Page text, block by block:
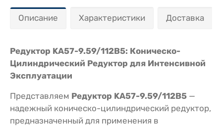
Описание Характеристики Доставка
Редуктор KA57-9.59/112В5: Коническо-
Цилиндрический Редуктор для Интенсивной
Эксплуатации
Представляем Редуктор KA57-9.59/112В5 —
надежный коническо-цилиндрический редуктор,
предназначенный для применения в